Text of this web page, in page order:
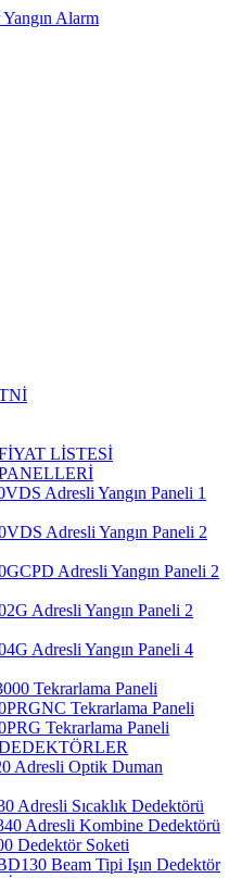
LİSTESİ
Adresli Yangın Paneli 1
Adresli Yangın Paneli 2
Adresli Yangın Paneli 2
Adresli Yangın Paneli 2
Adresli Yangın Paneli 4
Tekrarlama Paneli
Tekrarlama Paneli
Tekrarlama Paneli
Adresli Optik Duman
Adresli Sıcaklık Dedektörü
Adresli Kombine Dedektörü
Dedektör Soketi
Beam Tipi Işın Dedektör